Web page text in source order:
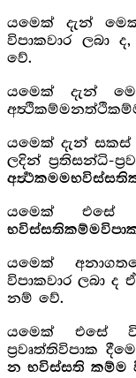
යමෙක් දැන්
විපාකවාර ලබා
වේ.
යමෙක් දැන්
යමෙක් දැන් සකස්
ලදින් ප්‍රතිසන්ධි-
යමෙක්
යමෙක්
විපාකවාර ලබා ද ඒ
නම් වේ.
යමෙක් එසේ
ප්‍රවෘත්තිවිපාක
න භවිස්සති කම්ම